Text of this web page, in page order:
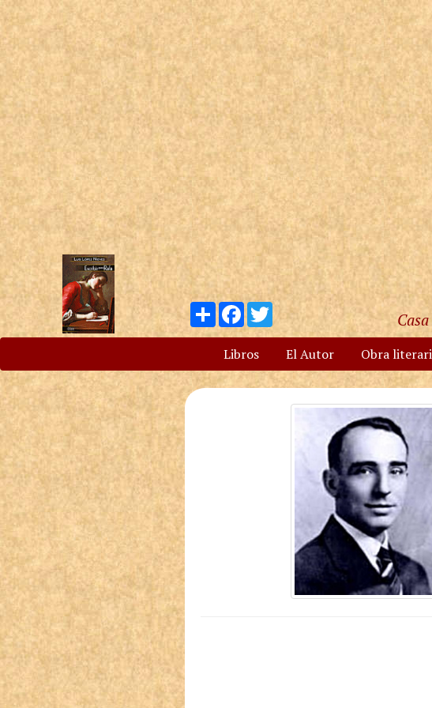
Compartir
Facebook
Twitter
Libros El Autor Obra